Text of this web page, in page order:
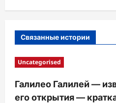
и
с
и
Связанные истории
Uncategorised
Галилео Галилей —
его открытия —